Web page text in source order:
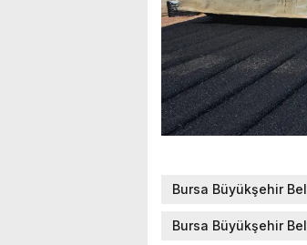
Bursa Büyükşehir
Bursa Büyükşehir